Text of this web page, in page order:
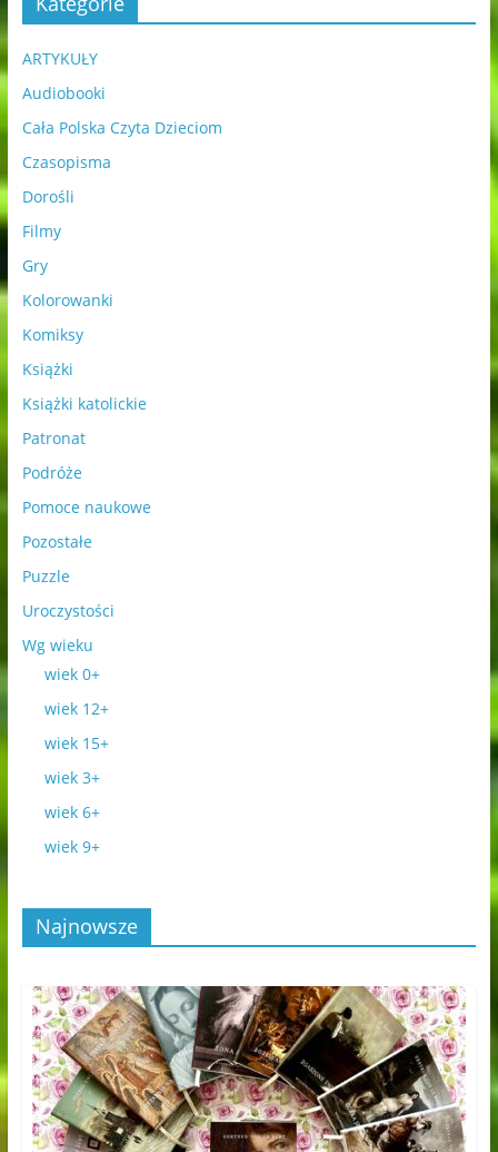
ARTYKUŁY
Audiobooki
Cała Polska Czyta Dzieciom
Czasopisma
Dorośli
Filmy
Gry
Kolorowanki
Komiksy
Książki
Książki katolickie
Patronat
Podróże
Pomoce naukowe
Pozostałe
Puzzle
Uroczystości
Wg wieku
wiek 0+
wiek 12+
wiek 15+
wiek 3+
wiek 6+
wiek 9+
Najnowsze